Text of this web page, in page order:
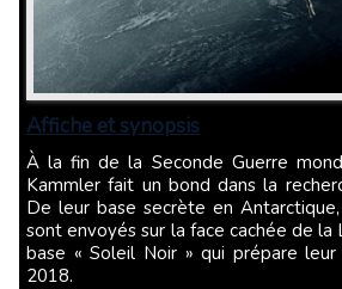
Affiche et synopsis
À la fin de la Seconde Guerre mondiale, en 1945, Hans
Kammler fait un bond dans la
De leur base secrète en
sont envoyés sur la face cachée de la
base « Soleil Noir » qui prépare
2018.